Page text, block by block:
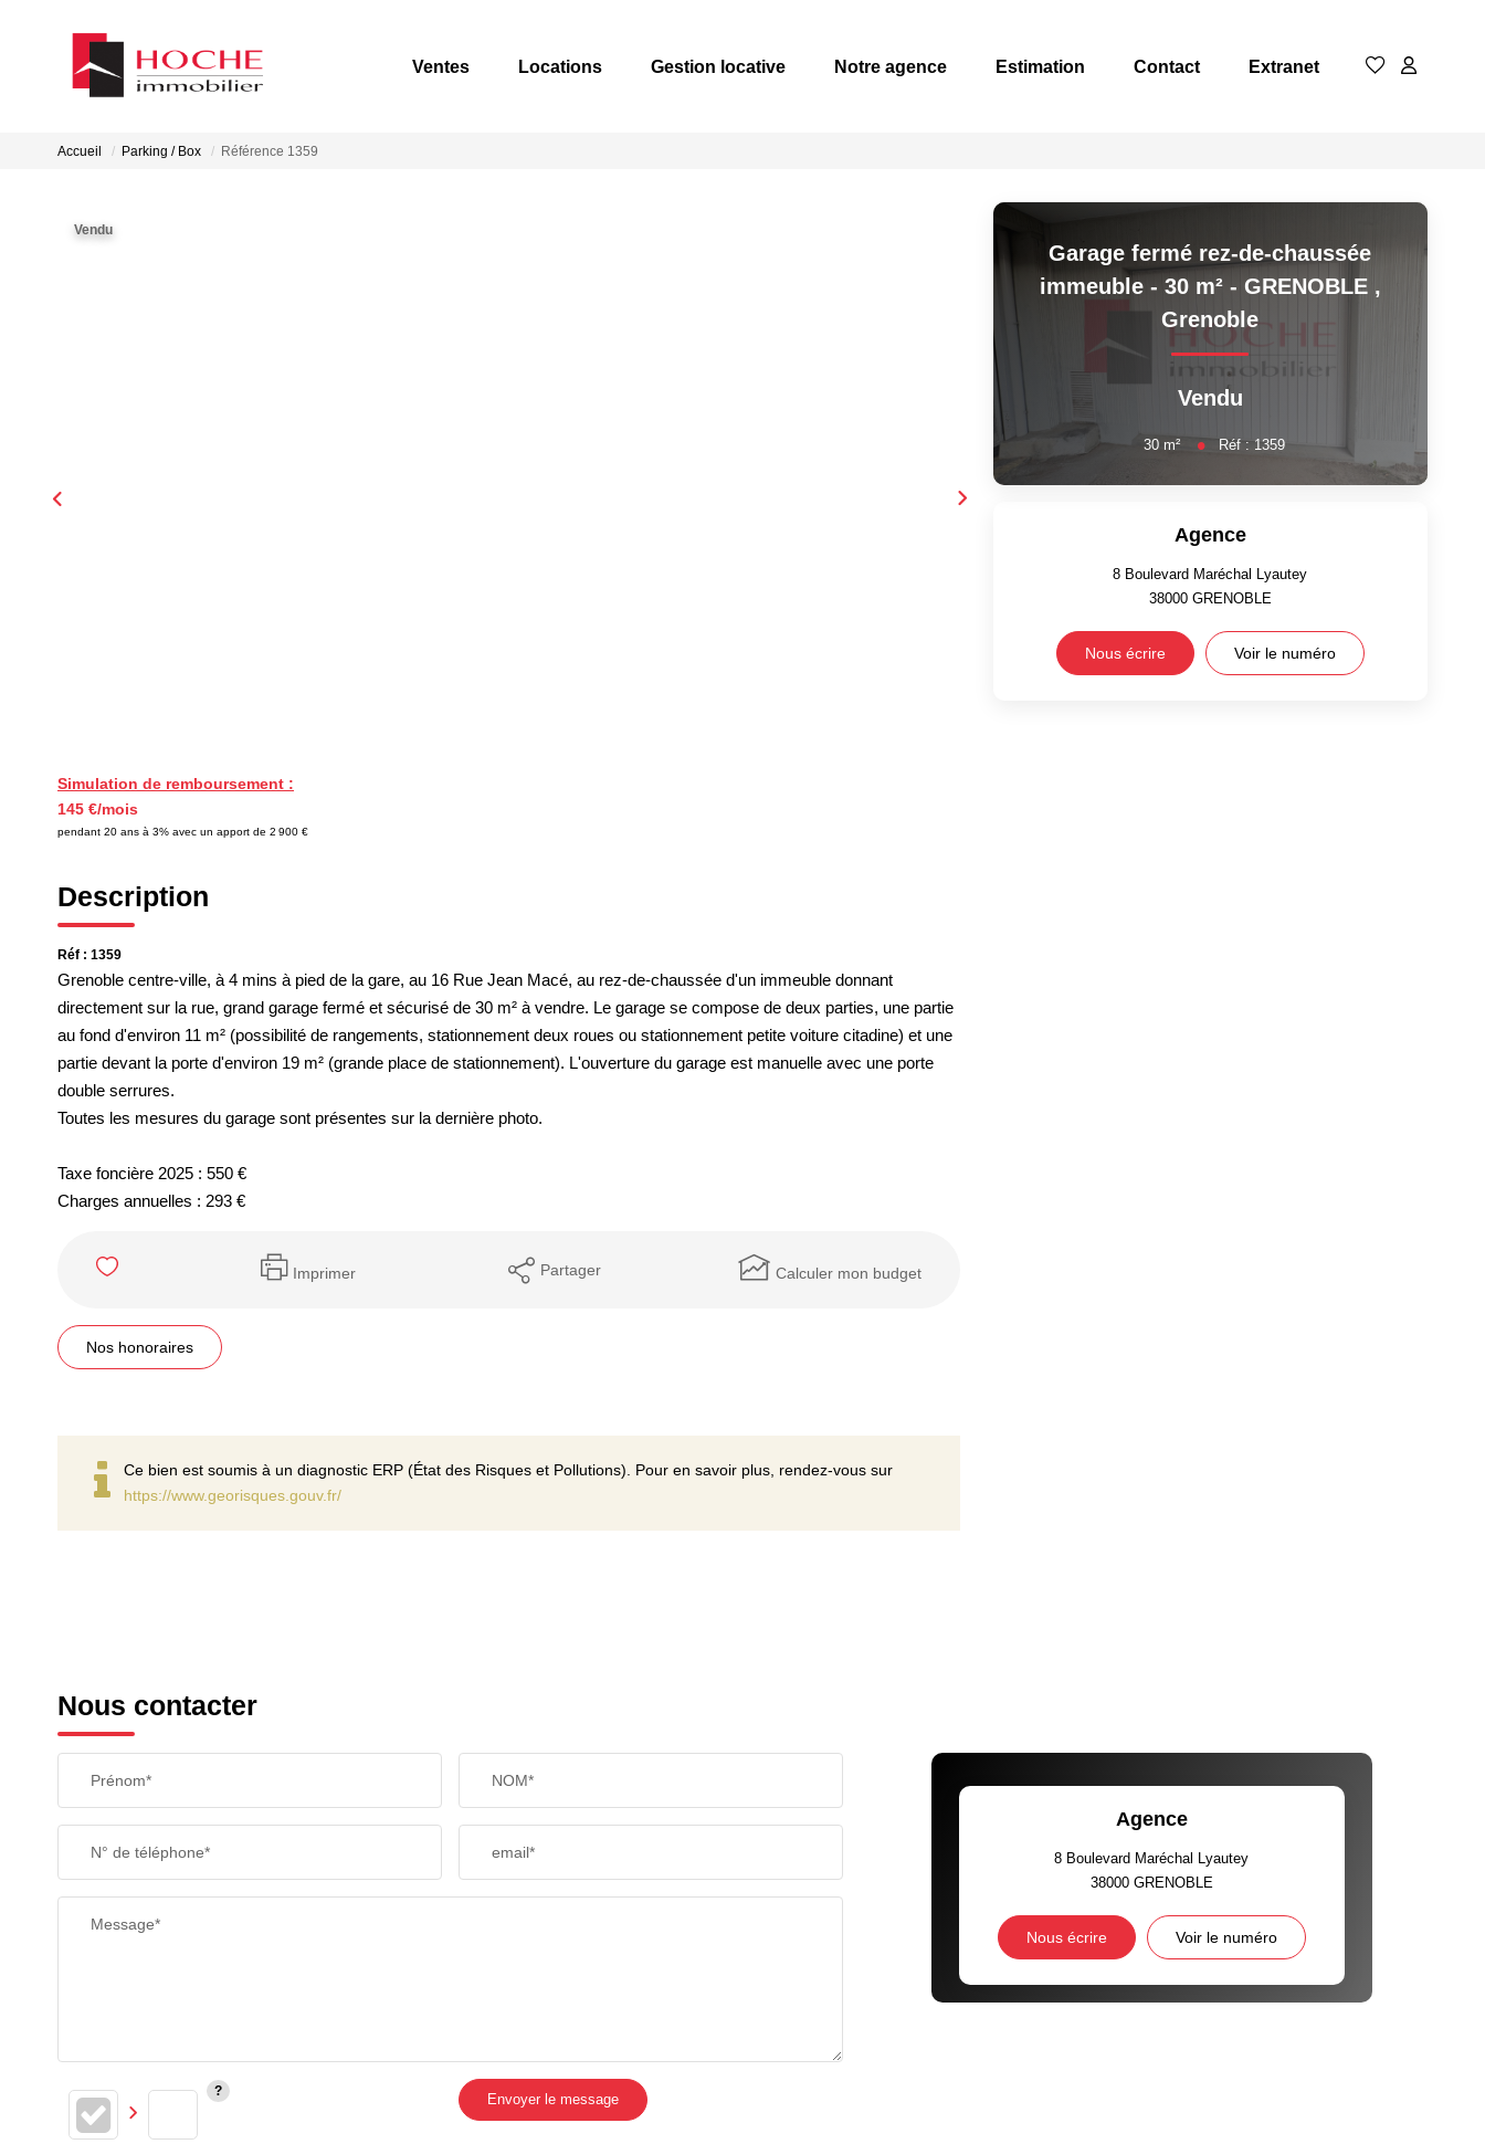
Ventes Locations Gestion locative Notre agence Estimation Contact Extranet
Accueil Parking / Box Référence 1359
Vendu
Simulation de remboursement :
145 €/mois
pendant 20 ans à 3% avec un apport de 2 900 €
Description
Réf : 1359
Grenoble centre-ville, à 4 mins à pied de la gare, au 16 Rue Jean Macé, au rez-de-chaussée d'un immeuble donnant
directement sur la rue, grand garage fermé et sécurisé de 30 m² à vendre. Le garage se compose de deux parties, une partie
au fond d'environ 11 m² (possibilité de rangements, stationnement deux roues ou stationnement petite voiture citadine) et une
partie devant la porte d'environ 19 m² (grande place de stationnement). L'ouverture du garage est manuelle avec une porte
double serrures.
Toutes les mesures du garage sont présentes sur la dernière photo.
Taxe foncière 2025 : 550 €
Charges annuelles : 293 €
Imprimer Partager Calculer mon budget
Nos honoraires
Ce bien est soumis à un diagnostic ERP (État des Risques et Pollutions). Pour en savoir plus, rendez-vous sur
https://www.georisques.gouv.fr/
Garage fermé rez-de-chaussée
immeuble - 30 m² - GRENOBLE ,
Grenoble
Vendu
30 m² Réf : 1359
Agence
8 Boulevard Maréchal Lyautey
38000 GRENOBLE
Nous écrire Voir le numéro
Nous contacter
Prénom* NOM*
N° de téléphone* email*
Message*
Envoyer le message
Agence
8 Boulevard Maréchal Lyautey
38000 GRENOBLE
Nous écrire Voir le numéro